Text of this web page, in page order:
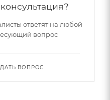
ответят на любой
вопрос
ВОПРОС